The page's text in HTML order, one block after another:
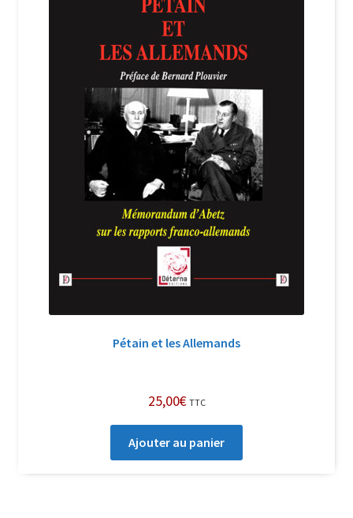
Politique de confidentialité et cookies
Qui sommes-nous ?
Soutien à Philippe Randa
Suivi de la Commande
Pétain et les Allemands
25,00€ TTC
Ajouter au panier